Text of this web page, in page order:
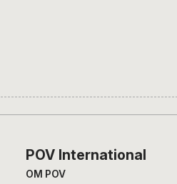
POV International
OM POV